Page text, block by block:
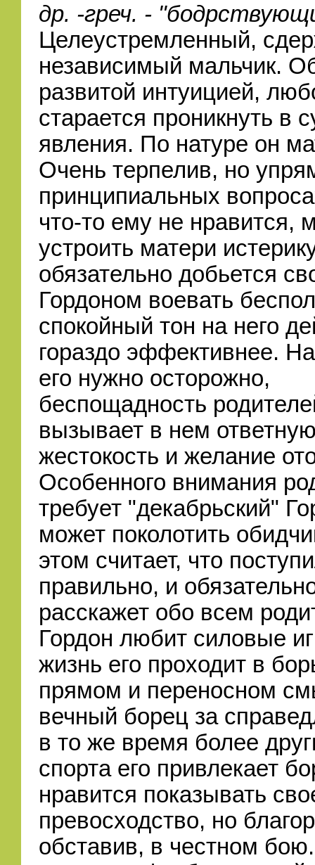
др. -греч. -
Целеустремленный,
независимый мальчик.
развитой интуицией,
старается проникнуть в
явления. По натуре он
Очень терпелив, но
принципиальных
что-то ему не нравится,
устроить матери
обязательно добьется
Гордоном воевать
спокойный тон на него
гораздо эффективнее.
его нужно осторожно,
беспощадность
вызывает в нем
жестокость и желание
Особенного внимания
требует "декабрьский"
может поколотить
этом считает, что
правильно, и
расскажет обо всем
Гордон любит силовые
жизнь его проходит в
прямом и переносном
вечный борец за
в то же время более
спорта его привлекает
нравится показывать
превосходство, но
обставив, в честном